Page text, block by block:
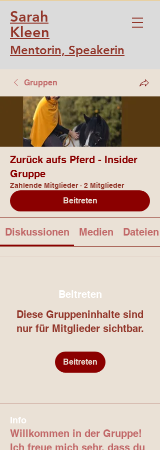
Sarah
Kleen
Mentorin, Speakerin
Gruppen
Zurück aufs Pferd - Insider
Gruppe
Zahlende Mitglieder · 2 Mitglieder
Beitreten
Diskussionen Medien Dateien
Beitreten
Diese Gruppeninhalte sind
nur für Mitglieder sichtbar.
Beitreten
Info
Willkommen in der Gruppe!
Ich freue mich sehr, dass du